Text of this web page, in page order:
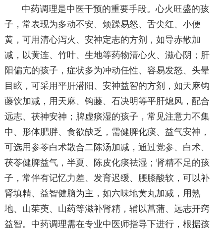
中药调理是中医干预的重要手段。心火旺盛的孩
子，常表现为多动不安、烦躁易怒、舌尖红、小便
黄，可用清心泻火、安神定志的方剂，如导赤散加
减，以黄连、竹叶、生地等药物清心火、滋心阴；肝
阳偏亢的孩子，症状多为冲动任性、容易发怒、头晕
目眩，可采用平肝潜阳、安神益智的方剂，如天麻钩
藤饮加减，用天麻、钩藤、石决明等平肝熄风，配合
远志、茯神安神；脾虚痰湿的孩子，常见注意力不集
中、形体肥胖、食欲缺乏，需健脾化痰、益气安神，
可选用参苓白术散合二陈汤加减，通过党参、白术、
茯苓健脾益气，半夏、陈皮化痰祛湿；肾精不足的孩
子，常伴有记忆力差、发育迟缓、腰膝酸软，可以补
肾填精、益智健脑为主，如六味地黄丸加减，用熟
地、山茱萸、山药等滋补肾精，辅以菖蒲、远志开窍
益智。中药调理需在专业中医师指导下进行，根据孩